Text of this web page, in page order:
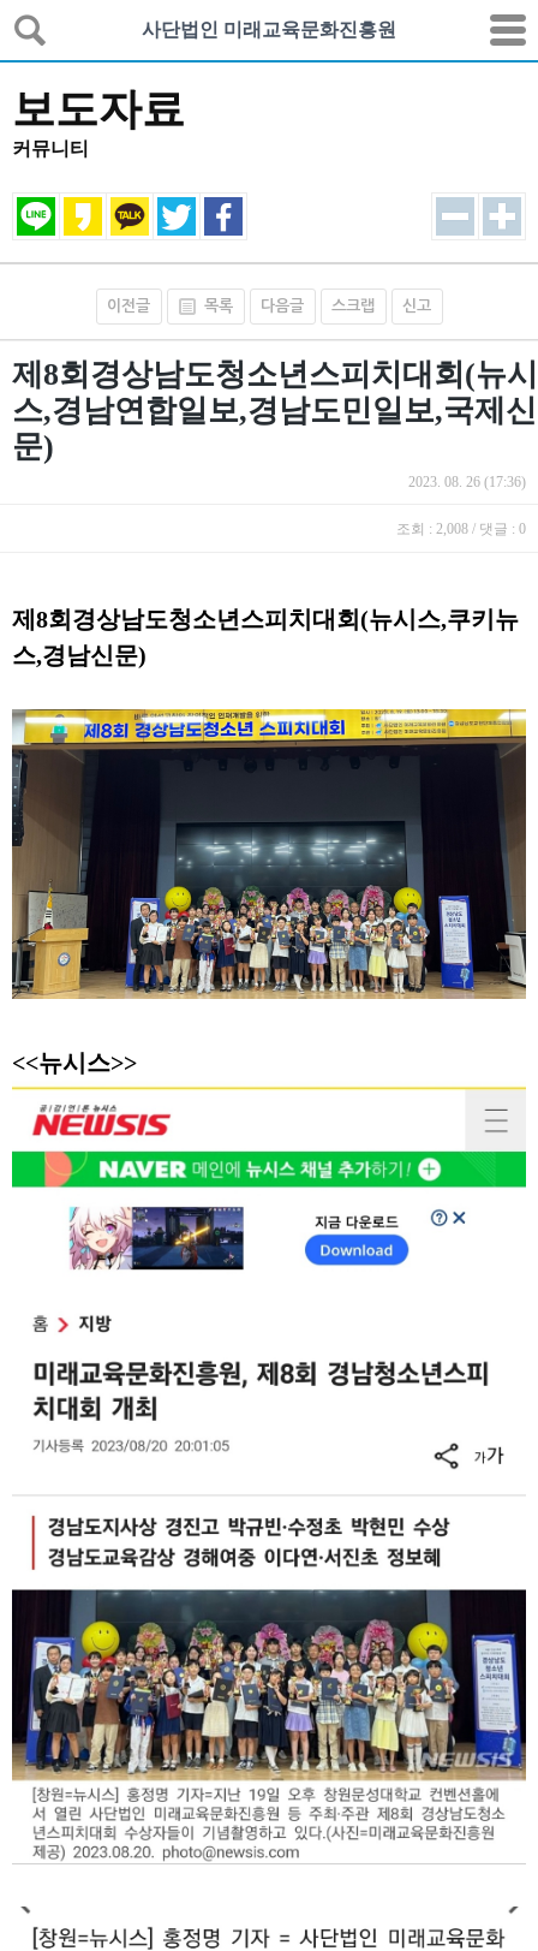
사단법인 미래교육문화진흥원
보도자료
커뮤니티
이전글 목록 다음글 스크랩 신고
제8회경상남도청소년스피치대회(뉴시
스,경남연합일보,경남도민일보,국제신
문)
2023. 08. 26 (17:36)
조회 : 2,008 / 댓글 : 0
제8회경상남도청소년스피치대회(뉴시스,쿠키뉴
스,경남신문)
<<뉴시스>>